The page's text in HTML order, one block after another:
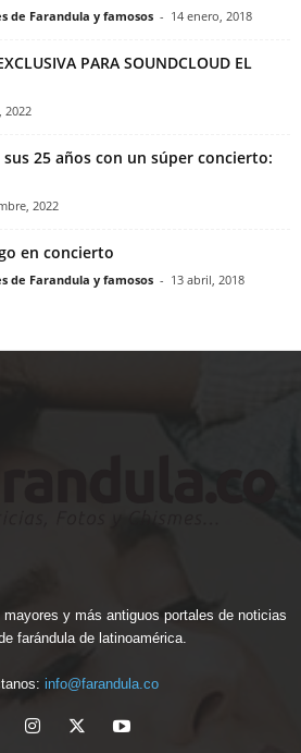
de Farandula y famosos - 14 enero, 2018
PARA SOUNDCLOUD EL
2022
25 años con un súper concierto:
2022
en concierto
de Farandula y famosos - 13 abril, 2018
y más antiguos portales de noticias
farándula de latinoamérica.
info@farandula.co